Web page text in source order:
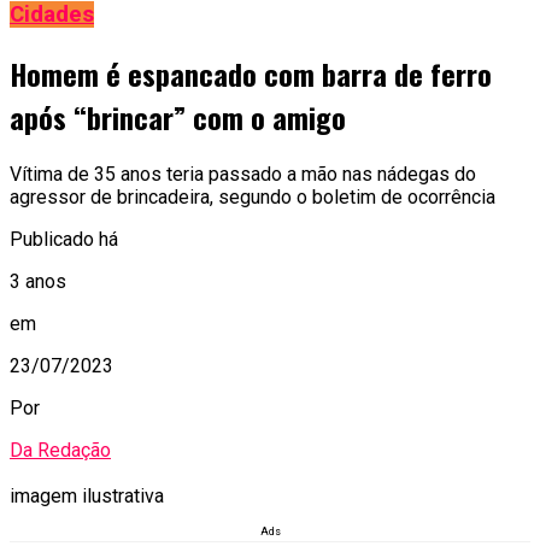
Cidades
Homem é espancado com barra de ferro
após “brincar” com o amigo
Vítima de 35 anos teria passado a mão nas nádegas do
agressor de brincadeira, segundo o boletim de ocorrência
Publicado há
3 anos
em
23/07/2023
Por
Da Redação
imagem ilustrativa
Ads